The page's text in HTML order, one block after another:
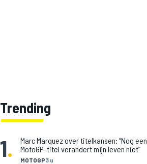
Trending
1. MOTOGP3 u
Marc Marquez over titelkansen: “Nog een
MotoGP-titel verandert mijn leven niet”